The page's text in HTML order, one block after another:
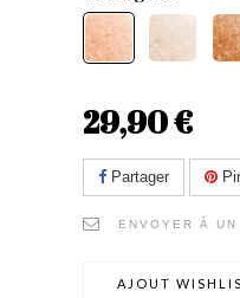
29,90 €
Partager
ENVOYER À UN
AJOUT